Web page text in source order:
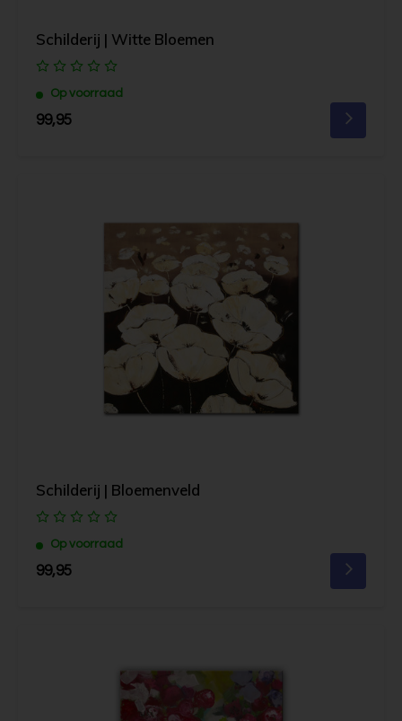
Schilderij | Witte Bloemen
Op voorraad
99,95
Schilderij | Bloemenveld
Op voorraad
99,95